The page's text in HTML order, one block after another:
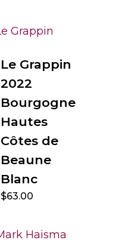
Le Grappin
2022
Bourgogne
Hautes
Côtes de
Beaune
Blanc
$63.00